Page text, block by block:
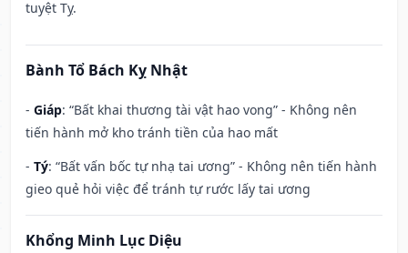
tuyệt Tỵ.
Bành Tổ Bách Kỵ Nhật
- Giáp: “Bất khai thương tài vật hao vong” - Không nên
tiến hành mở kho tránh tiền của hao mất
- Tý: “Bất vấn bốc tự nhạ tai ương” - Không nên tiến hành
gieo quẻ hỏi việc để tránh tự rước lấy tai ương
Khổng Minh Lục Diệu